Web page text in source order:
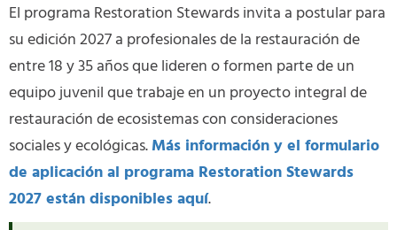
El programa Restoration Stewards invita a postular para
su edición 2027 a profesionales de la restauración de
entre 18 y 35 años que lideren o formen parte de un
equipo juvenil que trabaje en un proyecto integral de
restauración de ecosistemas con consideraciones
sociales y ecológicas.Más información y el formulario
de aplicación al programa Restoration Stewards
2027 están disponibles aquí.